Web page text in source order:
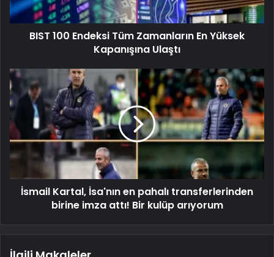
BIST 100 Endeksi Tüm Zamanların En Yüksek
Kapanışına Ulaştı
İsmail Kartal, İsa'nın en pahalı transferlerinden
birine imza attı! Bir kulüp arıyorum